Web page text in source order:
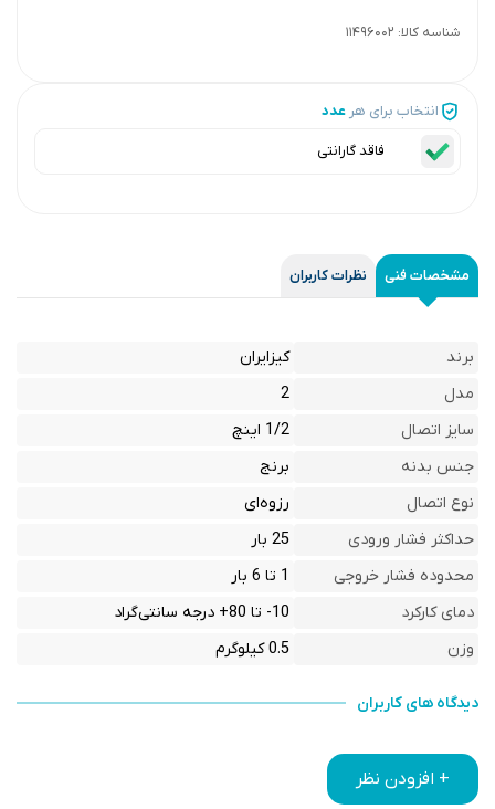
شناسه کالا: 11496002
انتخاب برای هر عدد
فاقد گارانتی
مشخصات فنی نظرات کاربران
برند
کیزایران
مدل
2
سایز اتصال
1/2 اینچ
جنس بدنه
برنج
نوع اتصال
رزوه‌ای
حداکثر فشار ورودی
25 بار
محدوده فشار خروجی
1 تا 6 بار
دمای کارکرد
10- تا 80+ درجه سانتی‌گراد
وزن
0.5 کیلوگرم
دیدگاه های کاربران
+ افزودن نظر